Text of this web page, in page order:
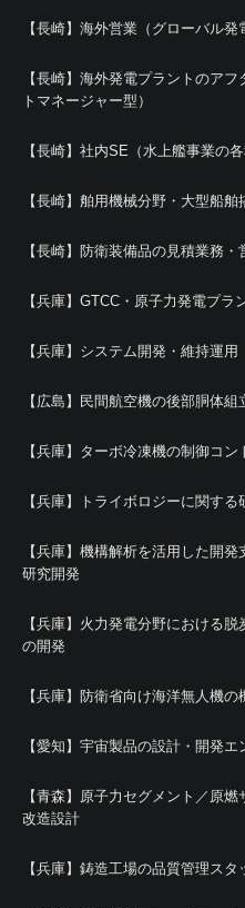
【長崎】海外営業（グローバル発
【長崎】海外発電プラントのア
トマネージャー型）
【長崎】社内SE（水上艦事業の
【長崎】舶用機械分野・大型船
【長崎】防衛装備品の見積業務・
【兵庫】GTCC・原子力発電プ
【兵庫】システム開発・維持運用
【広島】民間航空機の後部胴体組
【兵庫】ターボ冷凍機の制御コ
【兵庫】トライボロジーに関する
【兵庫】機構解析を活用した開
研究開発
【兵庫】火力発電分野における
の開発
【兵庫】防衛省向け海洋無人機
【愛知】宇宙製品の設計・開発
【青森】原子力セグメント／原
改造設計
【兵庫】鋳造工場の品質管理スタ